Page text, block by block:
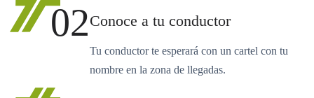
02Conoce a tu conductor
Tu conductor te esperará con un cartel con tu
nombre en la zona de llegadas.